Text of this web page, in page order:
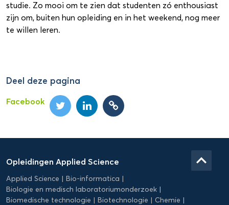
studie. Zo mooi om te zien dat studenten zó enthousiast
zijn om, buiten hun opleiding en in het weekend, nog meer
te willen leren.
Deel deze pagina
Facebook
Applied
Science
Opleidingen Applied Science
Applied Science
Bio-informatica
Biologie en medisch laboratoriumonderzoek
Biomedische technologie
Biotechnologie
Chemie
keyboard_arrow_up